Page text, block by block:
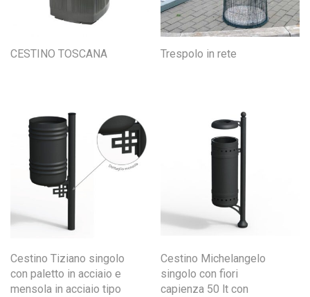
CESTINO TOSCANA Trespolo in rete
Cestino Tiziano singolo
con paletto in acciaio e
mensola in acciaio tipo
Cestino Michelangelo
singolo con fiori
capienza 50 lt con